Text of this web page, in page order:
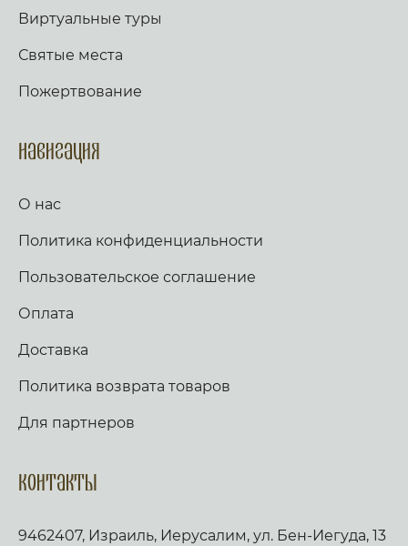
Виртуальные туры
Святые места
Пожертвование
Навигация
О нас
Политика конфиденциальности
Пользовательское соглашение
Оплата
Доставка
Политика возврата товаров
Для партнеров
Контакты
9462407, Израиль, Иерусалим, ул. Бен-Иегуда, 13